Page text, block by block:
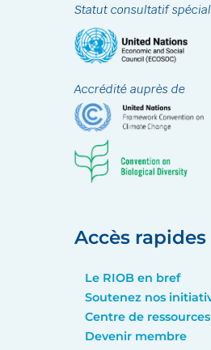
Statut consultatif
Accrédité auprès de
Accès rapides
Le RIOB en bref
Soutenez nos
Centre de ressources
Devenir membre